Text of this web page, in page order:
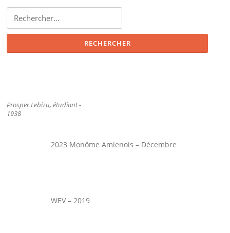
Prosper Lebizu, étudiant -
1938
2023 Monôme Amienois – Décembre
WEV – 2019